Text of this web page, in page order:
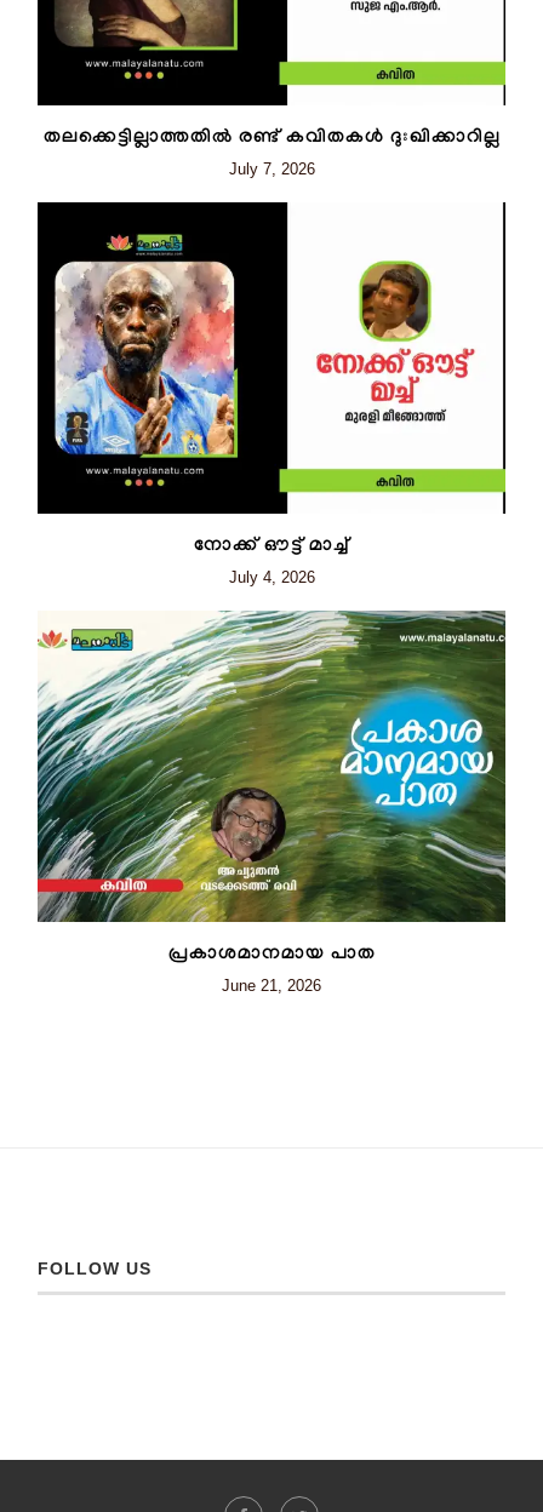
തലക്കെട്ടില്ലാത്തതിൽ രണ്ട് കവിതകൾ ദുഃഖിക്കാറില്ല
July 7, 2026
നോക്ക് ഔട്ട് മാച്ച്
July 4, 2026
പ്രകാശമാനമായ പാത
June 21, 2026
FOLLOW US